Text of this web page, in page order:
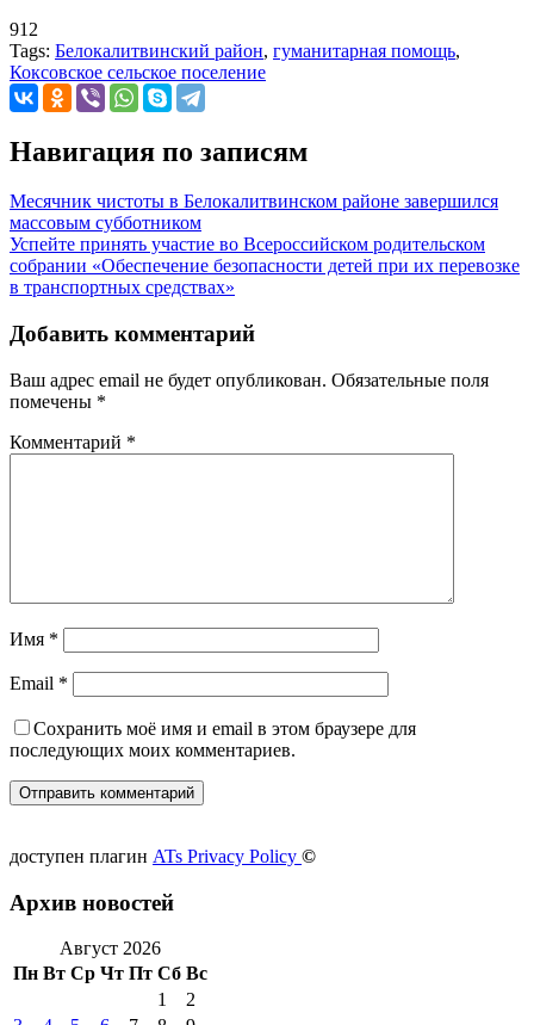
912
Tags: Белокалитвинский район, гуманитарная помощь,
Коксовское сельское поселение
Навигация по записям
Месячник чистоты в Белокалитвинском районе завершился
массовым субботником
Успейте принять участие во Всероссийском родительском
собрании «Обеспечение безопасности детей при их перевозке
в транспортных средствах»
Добавить комментарий
Ваш адрес email не будет опубликован. Обязательные поля
помечены *
Комментарий *
Имя *
Email *
Сохранить моё имя и email в этом браузере для
последующих моих комментариев.
доступен плагин ATs Privacy Policy ©
Архив новостей
Август 2026
Пн Вт Ср Чт Пт Сб Вс
1
2